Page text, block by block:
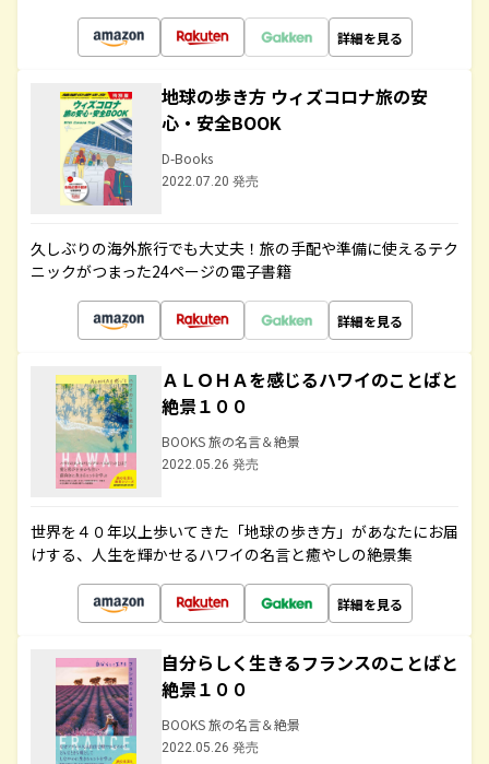
詳細を見る
地球の歩き方 ウィズコロナ旅の安
心・安全BOOK
D-Books
2022.07.20 発売
久しぶりの海外旅行でも大丈夫！旅の手配や準備に使えるテク
ニックがつまった24ページの電子書籍
詳細を見る
ＡＬＯＨＡを感じるハワイのことばと
絶景１００
BOOKS 旅の名言＆絶景
2022.05.26 発売
世界を４０年以上歩いてきた「地球の歩き方」があなたにお届
けする、人生を輝かせるハワイの名言と癒やしの絶景集
詳細を見る
自分らしく生きるフランスのことばと
絶景１００
BOOKS 旅の名言＆絶景
2022.05.26 発売